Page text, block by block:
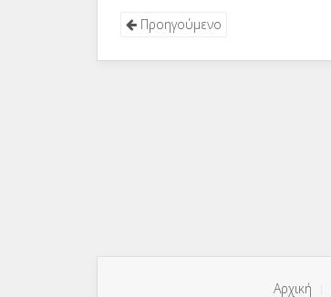
Προηγούμενο
Αρχική